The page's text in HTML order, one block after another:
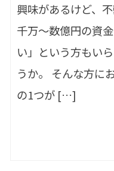
興味があるけど、
千万～数億円の資
い」という方もい
うか。 そんな方に
の1つが […]